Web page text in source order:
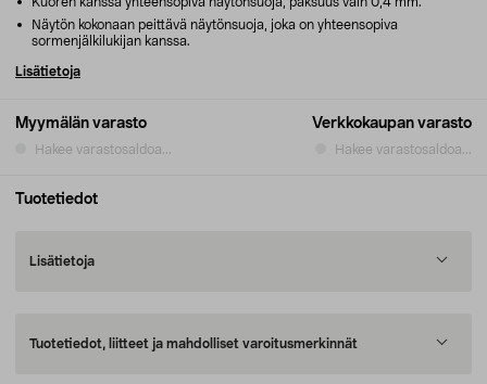
Myymälän varasto
Hakee varastosaldoa...
Verkkokaupan varasto
Hakee varastosaldoa...
Näytön kokonaan peittävä näytönsuoja, joka on yhteensopiva
sormenjälkilukijan kanssa.
Lisätietoja
Tuotetiedot
Lisätietoja
Tuotetiedot, liitteet ja mahdolliset varoitusmerkinnät